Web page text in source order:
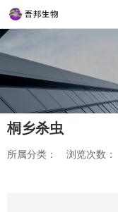
桐乡杀虫
所属分类： 浏览次数：